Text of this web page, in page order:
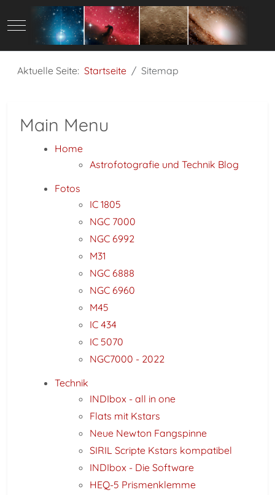
Mobile Menu Toggle
Aktuelle Seite: Startseite Sitemap
Main Menu
Home
Astrofotografie und Technik Blog
Fotos
IC 1805
NGC 7000
NGC 6992
M31
NGC 6888
NGC 6960
M45
IC 434
IC 5070
NGC7000 - 2022
Technik
INDIbox - all in one
Flats mit Kstars
Neue Newton Fangspinne
SIRIL Scripte Kstars kompatibel
INDIbox - Die Software
HEQ-5 Prismenklemme